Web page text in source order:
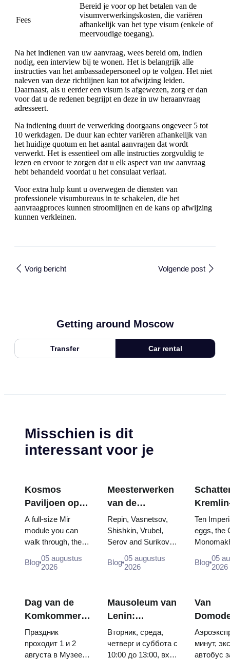
Fees
Bereid je voor op het betalen van de
visumverwerkingskosten, die variëren
afhankelijk van het type visum (enkele of
meervoudige toegang).
Na het indienen van uw aanvraag, wees bereid om, indien
nodig, een interview bij te wonen. Het is belangrijk alle
instructies van het ambassadepersoneel op te volgen. Het niet
naleven van deze richtlijnen kan tot afwijzing leiden.
Daarnaast, als u eerder een visum is afgewezen, zorg er dan
voor dat u de redenen begrijpt en deze in uw heraanvraag
adresseert.
Na indiening duurt de verwerking doorgaans ongeveer 5 tot
10 werkdagen. De duur kan echter variëren afhankelijk van
het huidige quotum en het aantal aanvragen dat wordt
verwerkt. Het is essentieel om alle instructies zorgvuldig te
lezen en ervoor te zorgen dat u elk aspect van uw aanvraag
hebt behandeld voordat u het consulaat verlaat.
Voor extra hulp kunt u overwegen de diensten van
professionele visumbureaus in te schakelen, die het
aanvraagproces kunnen stroomlijnen en de kans op afwijzing
kunnen verkleinen.
Vorig bericht Volgende post
Getting around Moscow
Transfer Car rental
Misschien is dit
interessant voor je
Kosmos
Paviljoen op
VDNKh:
Binnen de
Grootste
Ruimte-
tentoonstelling
A full-size Mir
module you can
walk through, the
model, scorched
flight...
Blog05 augustus
2026
Meesterwerken
van de
Tretjakovgalerij:
De schilderijen
waarvoor u uw
reis kunt
plannen
Repin, Vasnetsov,
Shishkin, Vrubel,
Serov and Surikov
stop people, where
Blog 05 augustus
2026
tronen
Ten
eggs, the
boy tsars
Blog 05
2026
Dag van de
Komkommer
in Soezdal
2026: kaartjes,
data en hoe je
Праздник
проходит 1 и 2
августа в Музее
Mausoleum van
Lenin:
openingstijden,
toegang en de
belangrijkste
Вторник, среда,
четверг и суббота с
10:00 до 13:00, вход
Van
naar het
минут,
автобус